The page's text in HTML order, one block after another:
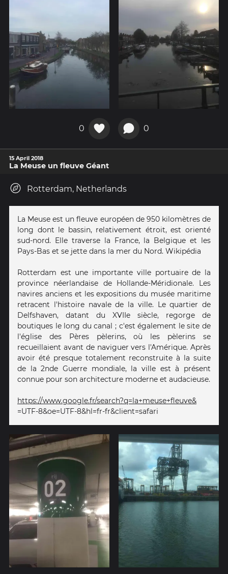
0 0
15 April 2018
La Meuse un fleuve Géant
Rotterdam, Netherlands
La Meuse est un fleuve européen de 950 kilomètres de
long dont le bassin, relativement étroit, est orienté
sud-nord. Elle traverse la France, la Belgique et les
Pays-Bas et se jette dans la mer du Nord. Wikipédia
Rotterdam est une importante ville portuaire de la
province néerlandaise de Hollande-Méridionale. Les
navires anciens et les expositions du musée maritime
retracent l'histoire navale de la ville. Le quartier de
Delfshaven, datant du XVIIe siècle, regorge de
boutiques le long du canal ; c'est également le site de
l'église des Pères pèlerins, où les pèlerins se
recueillaient avant de naviguer vers l'Amérique. Après
avoir été presque totalement reconstruite à la suite
de la 2nde Guerre mondiale, la ville est à présent
connue pour son architecture moderne et audacieuse.
https://www.google.fr/search?q=la+meuse+fleuve&
=UTF-8&oe=UTF-8&hl=fr-fr&client=safari